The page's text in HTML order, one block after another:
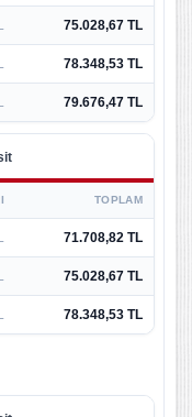
75.028,67 TL
78.348,53 TL
79.676,47 TL
TOPLAM
71.708,82 TL
75.028,67 TL
78.348,53 TL